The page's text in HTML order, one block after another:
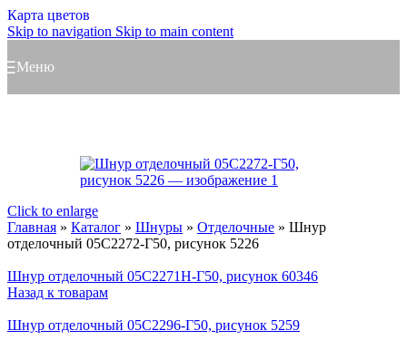
Карта цветов
Skip to navigation Skip to main content
Меню
Click to enlarge
Главная » Каталог » Шнуры » Отделочные » Шнур
отделочный 05С2272-Г50, рисунок 5226
Шнур отделочный 05С2271Н-Г50, рисунок 60346
Назад к товарам
Шнур отделочный 05С2296-Г50, рисунок 5259